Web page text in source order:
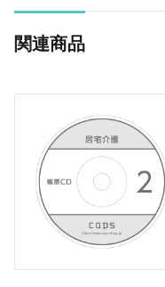
関連商品